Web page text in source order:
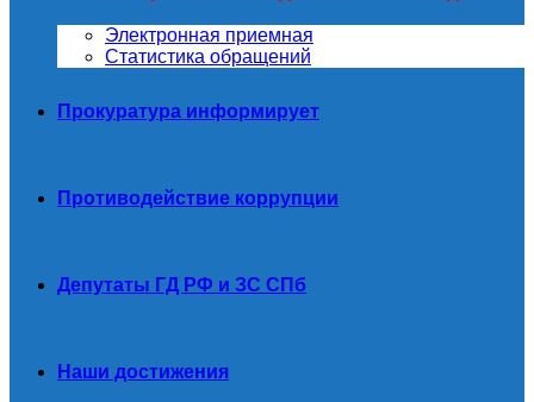
Электронная приемная
Статистика обращений
Прокуратура информирует
Противодействие коррупции
Депутаты ГД РФ и ЗС СПб
Наши достижения